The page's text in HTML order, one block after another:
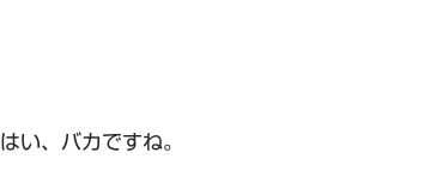
はい、バカですね。